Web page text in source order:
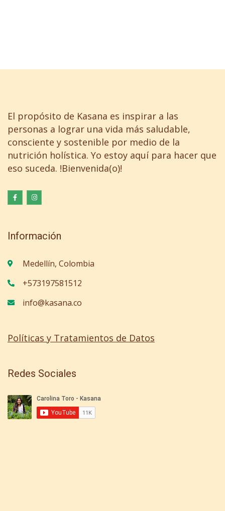
El propósito de Kasana es inspirar a las
personas a lograr una vida más saludable,
consciente y sostenible por medio de la
nutrición holística. Yo estoy aquí para hacer que
eso suceda. !Bienvenida(o)!
Información
Medellín, Colombia
+573197581512
info@kasana.co
Políticas y Tratamientos de Datos
Redes Sociales